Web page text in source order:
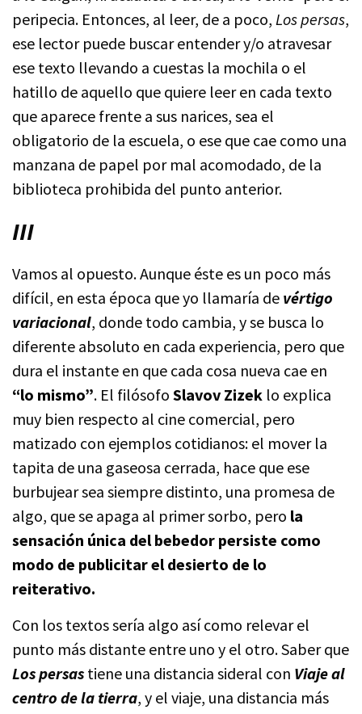
peripecia. Entonces, al leer, de a poco, Los persas,
ese lector puede buscar entender y/o atravesar
ese texto llevando a cuestas la mochila o el
hatillo de aquello que quiere leer en cada texto
que aparece frente a sus narices, sea el
obligatorio de la escuela, o ese que cae como una
manzana de papel por mal acomodado, de la
biblioteca prohibida del punto anterior.
III
Vamos al opuesto. Aunque éste es un poco más
difícil, en esta época que yo llamaría de vértigo
variacional, donde todo cambia, y se busca lo
diferente absoluto en cada experiencia, pero que
dura el instante en que cada cosa nueva cae en
“lo mismo”. El filósofo Slavov Zizek lo explica
muy bien respecto al cine comercial, pero
matizado con ejemplos cotidianos: el mover la
tapita de una gaseosa cerrada, hace que ese
burbujear sea siempre distinto, una promesa de
algo, que se apaga al primer sorbo, pero la
sensación única del bebedor persiste como
modo de publicitar el desierto de lo
reiterativo.
Con los textos sería algo así como relevar el
punto más distante entre uno y el otro. Saber que
Los persas tiene una distancia sideral con Viaje al
centro de la tierra, y el viaje, una distancia más